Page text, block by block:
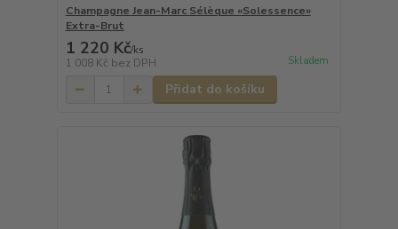
Champagne Jean-Marc Sélèque «Solessence»
Extra-Brut
1 220 Kč/ks
1 008 Kč bez DPH Skladem
Přidat do košíku